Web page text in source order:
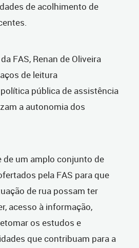
de acolhimento de
FAS, Renan de Oliveira
de leitura
pública de assistência
a autonomia dos
de um amplo conjunto de
pela FAS para que
de rua possam ter
acesso à informação,
os estudos e
que contribuam para a